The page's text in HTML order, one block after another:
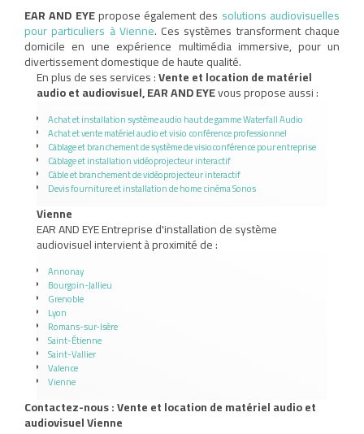
EAR AND EYEpropose également des solutions audiovisuelles
pour particuliers à Vienne. Ces systèmes transforment chaque
domicile en une expérience multimédia immersive, pour un
divertissement domestique de haute qualité.
En plus de ses services :Vente et location de matériel
audio et audiovisuel, EAR AND EYEvous propose aussi :
Achat et installation système audio haut de gamme Waterfall Audio
Achat et vente matériel audio et visio conférence professionnel
Câblage et branchement de système de visioconférence pour entreprise
Câblage et installation vidéoprojecteur interactif
Câble et branchement de vidéoprojecteur interactif
Devis fourniture et installation de home cinéma Sonos
Vienne
EAR AND EYE Entreprise d'installation de système
audiovisuel intervient à proximité de :
Annonay
Bourgoin-Jallieu
Grenoble
Lyon
Romans-sur-Isère
Saint-Étienne
Saint-Vallier
Valence
Vienne
Contactez-nous : Vente et location de matériel audio et
audiovisuel Vienne